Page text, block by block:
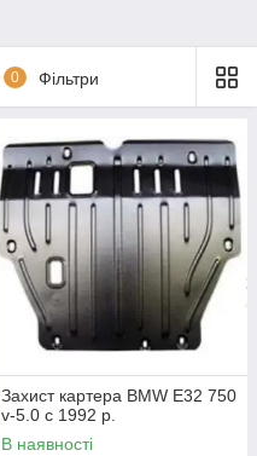
0 Фільтри
Захист картера BMW E32 750
v-5.0 c 1992 р.
В наявності